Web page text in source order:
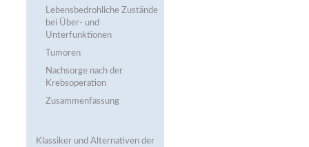
Lebensbedrohliche Zustände
bei Über- und
Unterfunktionen
Tumoren
Nachsorge nach der
Krebsoperation
Zusammenfassung
Klassiker und Alternativen der